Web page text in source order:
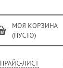
МОЯ КОРЗИНА
(ПУСТО)
ПРАЙС-ЛИСТ